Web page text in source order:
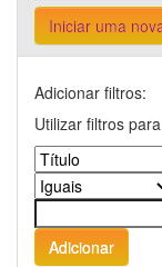
Iniciar uma
Adicionar filtros:
Utilizar filtros